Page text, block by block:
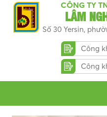
CÔNG TY
LÂM
Số 30 Yersin,
Công
Công